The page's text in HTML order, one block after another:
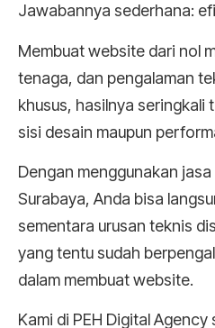
Jawabannya sederhana:
Membuat website dari nol
tenaga, dan pengalaman
khusus, hasilnya seringkali
sisi desain maupun
Dengan menggunakan
Surabaya, Anda bisa
sementara urusan teknis
yang tentu sudah
dalam membuat website.
Kami di PEH Digital